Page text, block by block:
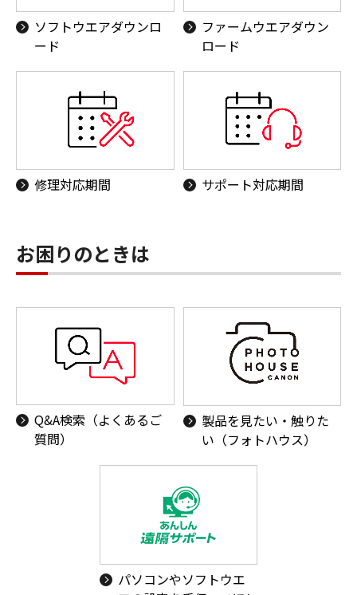
ソフトウエアダウンロ
ード
ファームウエアダウン
ロード
修理対応期間 サポート対応期間
お困りのときは
Q&A検索（よくあるご
質問）
製品を見たい・触りた
い（フォトハウス）
パソコンやソフトウエ